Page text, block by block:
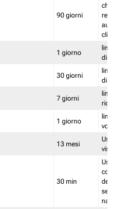
90 giorni
che
rete
clienti
1 giorno
limita
di
30 giorni
limita
di
7 giorni
limita
1 giorno
limita
13 mesi
30 min